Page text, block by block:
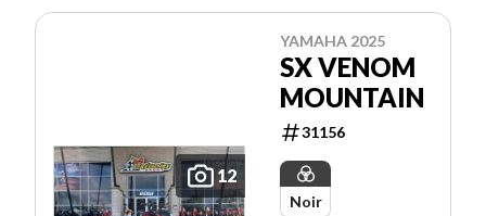
12
YAMAHA 2025
SX VENOM
MOUNTAIN
31156
Noir